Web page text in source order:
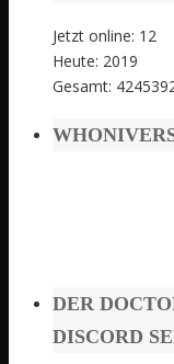
Jetzt online: 12
Heute: 2019
Gesamt:
DER
DISCORD